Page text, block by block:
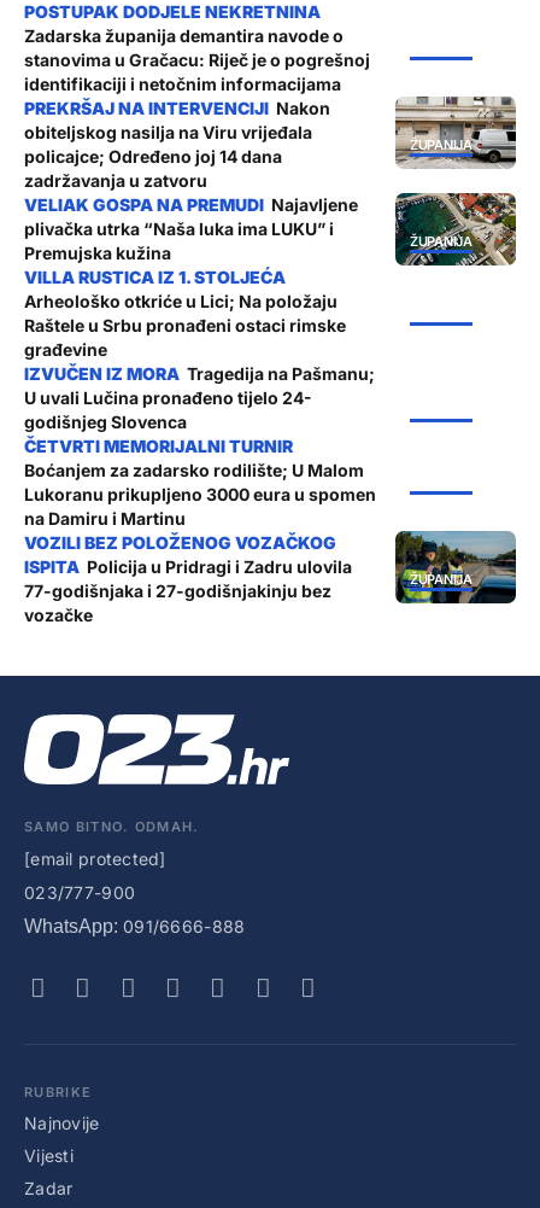
Zadarska županija demantira navode o
stanovima u Gračacu: Riječ je o pogrešnoj
identifikaciji i netočnim informacijama
ŽUPANIJA
Nakon
obiteljskog nasilja na Viru vrijeđala
policajce; Određeno joj 14 dana
zadržavanja u zatvoru
ŽUPANIJA
Najavljene
plivačka utrka “Naša luka ima LUKU” i
Premujska kužina
Arheološko otkriće u Lici; Na položaju
Raštele u Srbu pronađeni ostaci rimske
građevine
Tragedija na Pašmanu;
U uvali Lučina pronađeno tijelo 24-
godišnjeg Slovenca
Boćanjem za zadarsko rodilište; U Malom
Lukoranu prikupljeno 3000 eura u spomen
na Damiru i Martinu
ŽUPANIJA
Policija u Pridragi i Zadru ulovila
77-godišnjaka i 27-godišnjakinju bez
vozačke
SAMO BITNO. ODMAH.
[email protected]
023/777-900
WhatsApp: 091/6666-888
RUBRIKE
Najnovije
Vijesti
Zadar